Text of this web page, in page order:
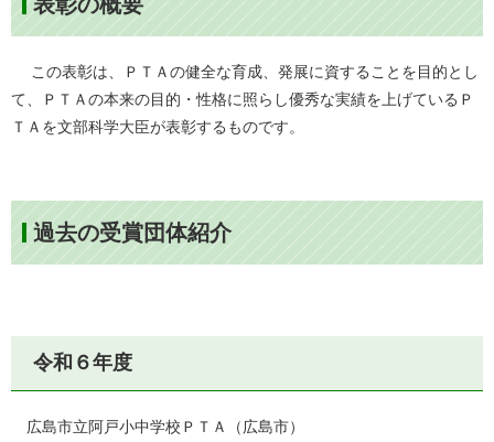
表彰の概要
この表彰は、ＰＴＡの健全な育成、発展に資することを目的とし
て、ＰＴＡの本来の目的・性格に照らし優秀な実績を上げているＰ
ＴＡを文部科学大臣が表彰するものです。
過去の受賞団体紹介
令和６年度
広島市立阿戸小中学校ＰＴＡ（広島市）